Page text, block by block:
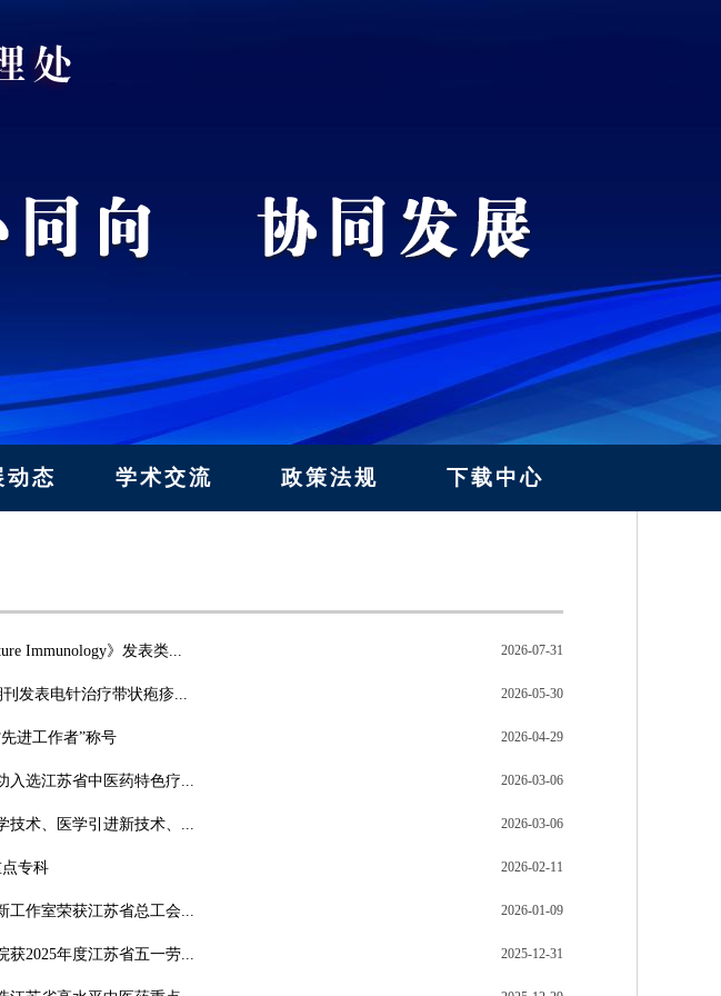
动态 学术交流 政策法规 下载中心
Immunology》发表类... 2026-07-31
发表电针治疗带状疱疹... 2026-05-30
进工作者”称号 2026-04-29
入选江苏省中医药特色疗... 2026-03-06
技术、医学引进新技术、... 2026-03-06
专科 2026-02-11
工作室荣获江苏省总工会... 2026-01-09
获2025年度江苏省五一劳... 2025-12-31